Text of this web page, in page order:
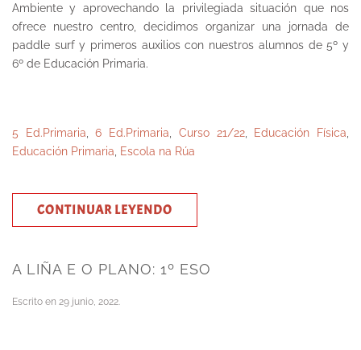
Ambiente y aprovechando la privilegiada situación que nos
ofrece nuestro centro, decidimos organizar una jornada de
paddle surf y primeros auxilios con nuestros alumnos de 5º y
6º de Educación Primaria.
5 Ed.Primaria ,6 Ed.Primaria Curso 21/22, Educación Física
Educación Primaria
Escola na Rúa
CONTINUAR LEYENDO
A LIÑA E O PLANO: 1º ESO
Escrito en 29 junio, 2022.